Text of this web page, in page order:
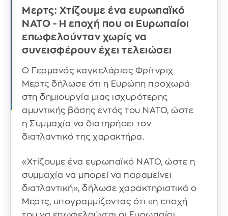
Μερτς: Χτίζουμε ένα ευρωπαϊκό
ΝΑΤΟ - Η εποχή που οι Ευρωπαίοι
επωφελούνταν χωρίς να
συνεισφέρουν έχει τελειώσει
Ο Γερμανός καγκελάριος Φρίτνριχ
Μερτς δήλωσε ότι η Ευρώπη προχωρά
στη δημιουργία μιας ισχυρότερης
αμυντικής βάσης εντός του ΝΑΤΟ, ώστε
η Συμμαχία να διατηρήσει τον
διατλαντικό της χαρακτήρα.
«Χτίζουμε ένα ευρωπαϊκό ΝΑΤΟ, ώστε η
συμμαχία να μπορεί να παραμείνει
διατλαντική», δήλωσε χαρακτηριστικά ο
Μερτς, υπογραμμίζοντας ότι «η εποχή